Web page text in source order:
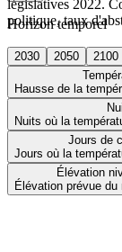
Horizon temporel
2030 2050
2100
Hausse de la
Nuits où la
Jours de
Jours où la
Élévation
Élévation prévue
législatives 2022.
politique, taux